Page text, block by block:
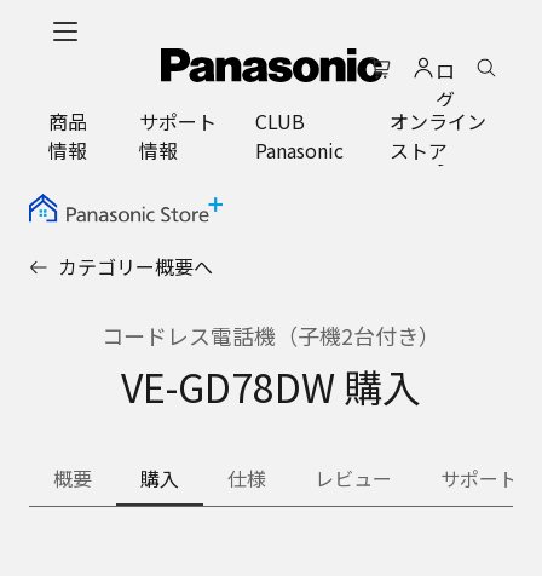
ロ
グ
イ
ン
商品
情報
サポート
情報
CLUB
Panasonic
オンライン
ストア
カテゴリー概要へ
コードレス電話機（子機2台付き）
VE-GD78DW 購入
概要 購入 仕様 レビュー サポート